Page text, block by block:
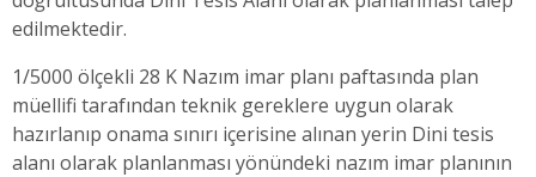
edilmektedir.
1/5000 ölçekli 28 K Nazım imar planı paftasında plan
müellifi tarafından teknik gereklere uygun olarak
hazırlanıp onama sınırı içerisine alınan yerin Dini tesis
alanı olarak planlanması yönündeki nazım imar planının